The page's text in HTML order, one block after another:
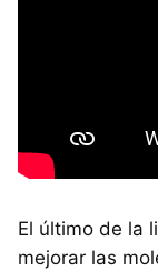
El último de la
mejorar las